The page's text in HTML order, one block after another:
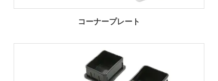
コーナープレート